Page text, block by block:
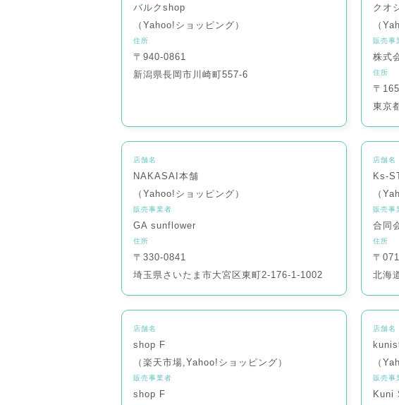
バルクshop
（Yahoo!ショッピング）
住所
〒940-0861
新潟県長岡市川崎町557-6
クオ
（
販売事
株式
住所
〒
東京
店舗名
NAKASAI本舗
（Yahoo!ショッピング）
販売事業者
GA sunflower
住所
〒330-0841
埼玉県さいたま市大宮区東町2-176-1-1002
店舗名
Ks-
（
販売事
合同
住所
〒
北海
店舗名
shop F
（楽天市場,Yahoo!ショッピング）
販売事業者
shop F
店舗名
（
販売事
Kuni